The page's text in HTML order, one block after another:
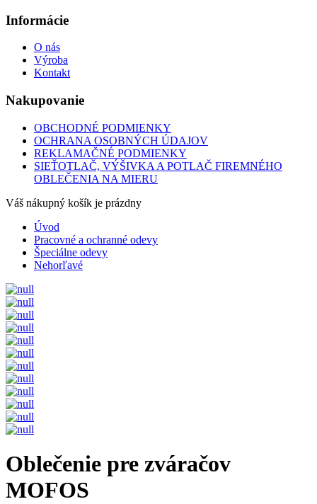
Informácie
O nás
Výroba
Kontakt
Nakupovanie
OBCHODNÉ PODMIENKY
OCHRANA OSOBNÝCH ÚDAJOV
REKLAMAČNÉ PODMIENKY
SIEŤOTLAČ, VÝŠIVKA A POTLAČ FIREMNÉHO
OBLEČENIA NA MIERU
Váš nákupný košík je prázdny
Úvod
Pracovné a ochranné odevy
Špeciálne odevy
Nehorľavé
Oblečenie pre zváračov
MOFOS